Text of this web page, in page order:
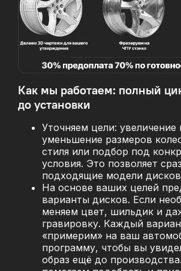
Как мы работаем: полный
до установки
Уточняем цели: увеличение
уменьшение размеров
стиля или подбор под
условия. Это позволяет
подходящие модели
На основе ваших целей
варианты дисков. Если
меняем цвет, шильдик и
гравировку. Каждый
«примерим» на ваш
программу, чтобы вы
образ ещё до